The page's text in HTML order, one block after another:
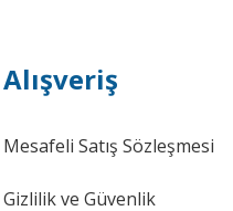
Alışveriş
Mesafeli Satış Sözleşmesi
Gizlilik ve Güvenlik